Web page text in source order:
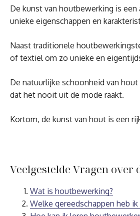
De kunst van houtbewerking is
unieke eigenschappen en
Naast traditionele
of textiel om zo unieke en
De natuurlijke schoonheid van
dat het nooit uit de mode raakt.
Kortom, de kunst van hout is een
Veelgestelde Vragen
Wat is houtbewerking?
Welke gereedschappen heb